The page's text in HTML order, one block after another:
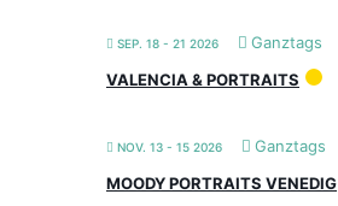
SEP. 18 - 21 2026
Ganztags
VALENCIA & PORTRAITS
NOV. 13 - 15 2026 Ganztags
MOODY PORTRAITS VENEDIG